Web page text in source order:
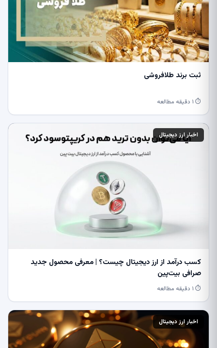
ثبت برند طلافروشی
⏱ ۱ دقیقه مطالعه
اخبار ارز دیجیتال
کسب درآمد از ارز دیجیتال چیست؟ | معرفی محصول جدید
صرافی بیت‌پین
⏱ ۱ دقیقه مطالعه
اخبار ارز دیجیتال